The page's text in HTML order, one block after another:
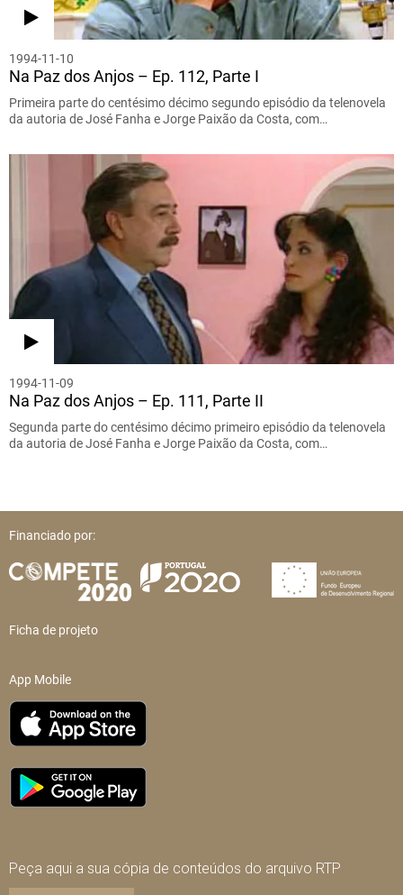
1994-11-10
Na Paz dos Anjos – Ep. 112, Parte I
Primeira parte do centésimo décimo segundo episódio da telenovela
da autoria de José Fanha e Jorge Paixão da Costa, com…
1994-11-09
Na Paz dos Anjos – Ep. 111, Parte II
Segunda parte do centésimo décimo primeiro episódio da telenovela
da autoria de José Fanha e Jorge Paixão da Costa, com…
Financiado por:
Ficha de projeto
App Mobile
Peça aqui a sua cópia de conteúdos do arquivo RTP